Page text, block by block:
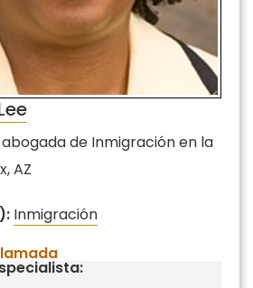
abogada de Inmigración en la
AZ
Inmigración